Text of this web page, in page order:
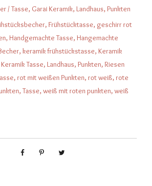
/ Tasse, Garai Keramik, Landhaus, Punkten
, Frühstücktasse, geschirr rot
, Handgemachte Tasse, Hangemachte
, keramik frühstückstasse, Keramik
Keramik Tasse, Landhaus, Punkten, Riesen
, rot mit weißen Punkten, rot weiß, rote
, Tasse, weiß mit roten punkten, weiß